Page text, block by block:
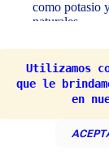
Utilizamos
que le
en
como potasio
naturales.
complementan la
Carbohidratos